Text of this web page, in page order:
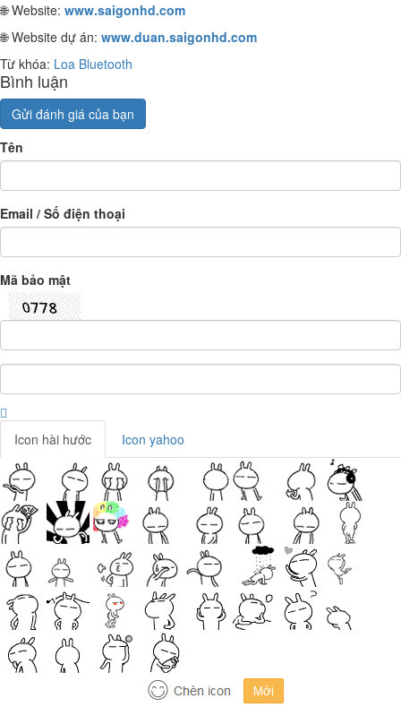
🌐 Website: www.saigonhd.com
🌐 Website dự án: www.duan.saigonhd.com
Từ khóa: Loa Bluetooth
Bình luận
Gửi đánh giá của bạn
Tên
Email / Số điện thoại
Mã bảo mật
Icon hài hước Icon yahoo